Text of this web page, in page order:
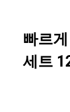
빠르
세트